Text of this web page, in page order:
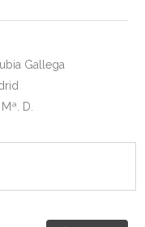
Gallega
D.